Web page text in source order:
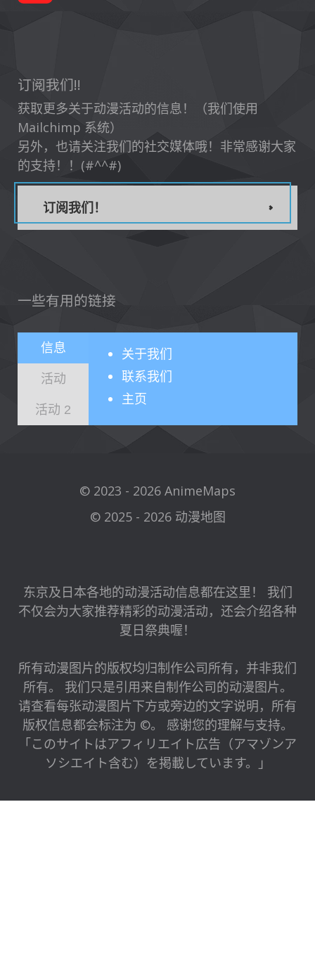
订阅我们!!
获取更多关于动漫活动的信息！（我们使用
Mailchimp 系统）
另外，也请关注我们的社交媒体哦！非常感谢大家
的支持！！(#^^#)
订阅我们！
一些有用的链接
信息
活动
活动 2
关于我们
联系我们
主页
© 2023 - 2026 AnimeMaps
© 2025 - 2026 动漫地图
东京及日本各地的动漫活动信息都在这里！ 我们
不仅会为大家推荐精彩的动漫活动，还会介绍各种
夏日祭典喔！
所有动漫图片的版权均归制作公司所有，并非我们
所有。 我们只是引用来自制作公司的动漫图片。
请查看每张动漫图片下方或旁边的文字说明，所有
版权信息都会标注为 ©。 感谢您的理解与支持。
「このサイトはアフィリエイト広告（アマゾンア
ソシエイト含む）を掲載しています。」